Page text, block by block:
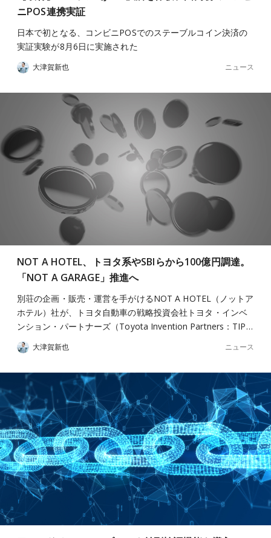
ニPOS連携実証
日本で初となる、コンビニPOSでのステーブルコイン決済の
実証実験が8月6日に実施された
大津賀新也 ニュース
NOT A HOTEL、トヨタ系やSBIらから100億円調達。
「NOT A GARAGE」推進へ
別荘の企画・販売・運営を手がけるNOT A HOTEL（ノットア
ホテル）社が、トヨタ自動車の戦略投資会社トヨタ・インベ
ンション・パートナーズ（Toyota Invention Partners：TIP…
大津賀新也 ニュース